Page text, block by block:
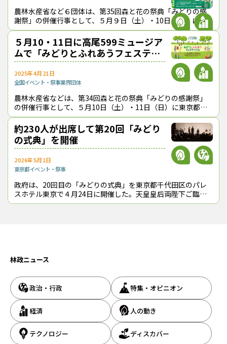
農林水産省など６団体は、第35回森と花の祭典「みどりの感
謝祭」の併催行事として、５月９日（土）・10日（日）に東
京都八王子市の高尾599ミュージアムで「みどりとふれあうフ
ェスティバル」を開催する。木
５月10・11日に高尾599ミュージア
ムで「みどりとふれあうフェスティ
バル」
2025年4月21日
全国イベント・祭事業界団体
農林水産省などは、第34回森と花の祭典「みどりの感謝祭」
の併催行事として、５月10日（土）・11日（日）に東京都八
王子市の高尾599ミュージアムで「みどりとふれあうフェステ
ィバル」を開催する。ワーク
約230人が出席して第20回「みどり
の式典」を開催
2026年5月1日
東京都イベント・祭事
政府は、20回目の「みどりの式典」を東京都千代田区のパレ
スホテル東京で４月24日に開催した。天皇皇后両陛下ご臨席
の下、約230人の関係者が出席し、井鷺裕司・東山哲也両氏へ
林政ニュース
政治・行政 特集・オピニオン
経済 人の動き
テクノロジー
ディスカバー